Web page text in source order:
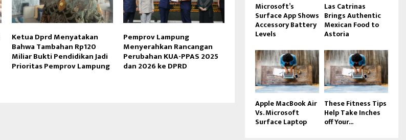
Ketua Dprd Menyatakan
Bahwa Tambahan Rp120
Miliar Bukti Pendidikan Jadi
Prioritas Pemprov Lampung
Pemprov Lampung
Menyerahkan Rancangan
Perubahan KUA-PPAS 2025
dan 2026 ke DPRD
Microsoft’s
Surface App Shows
Accessory Battery
Levels
Las Catrinas
Brings Authentic
Mexican Food to
Astoria
Apple MacBook Air
Vs. Microsoft
Surface Laptop
These Fitness Tips
Help Take Inches
off Your...